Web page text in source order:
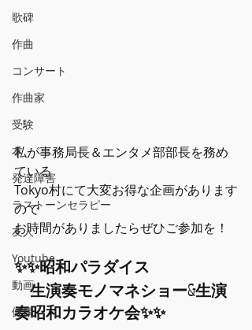
歌碑
作曲
コンサート
作曲家
受験
本
発達障害
ラストーンセラピー
友人
Youtube
動画
健康
私が事務局長＆エンタメ部部長を務め
ている
Tokyo村にて大変お得な企画があります
ので
お時間がありましたらぜひご参加を！
✨✨昭和パラダイス
生演奏モノマネショー&生演
奏昭和カラオケ会✨✨